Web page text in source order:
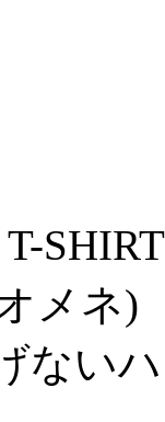
メネ)
ない